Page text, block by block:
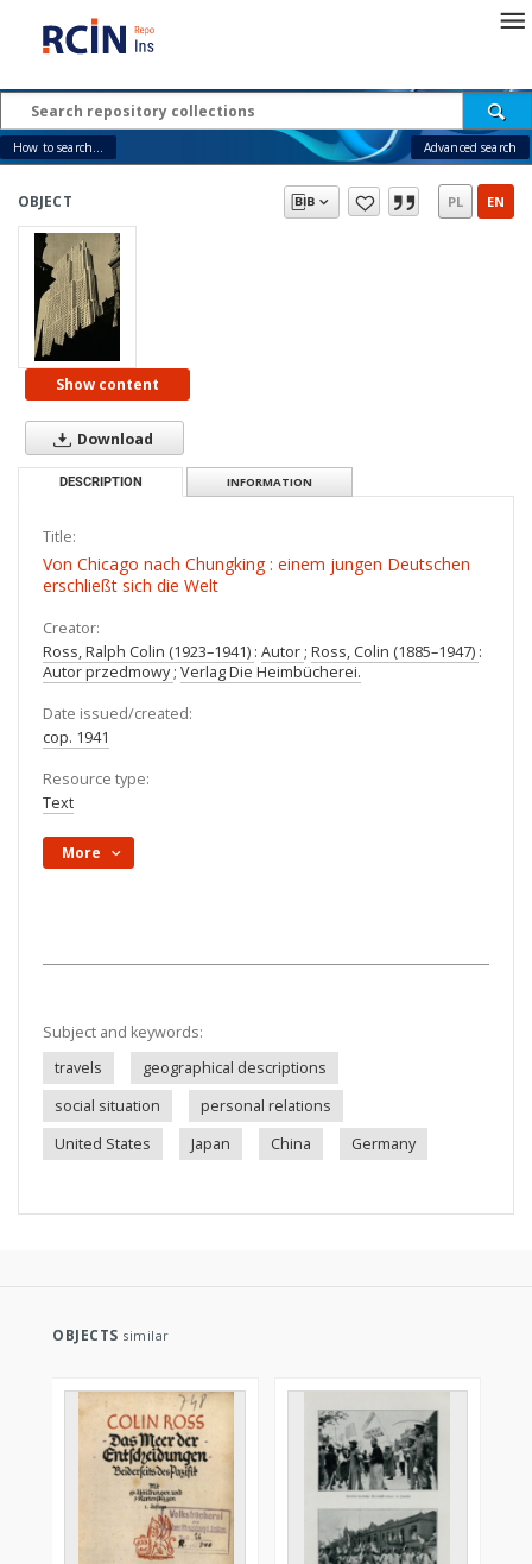
How to search... Advanced search
OBJECT PL EN
Show content
Download
DESCRIPTION INFORMATION
Title:
Von Chicago nach Chungking : einem jungen Deutschen
erschließt sich die Welt
Creator:
Ross, Ralph Colin (1923–1941) : Autor ; Ross, Colin (1885–1947) :
Autor przedmowy; Verlag Die Heimbücherei.
Date issued/created:
cop. 1941
Resource type:
Text
More
Subject and keywords:
travels
geographical descriptions
social situation
personal relations
United States
Japan China Germany
OBJECTS similar